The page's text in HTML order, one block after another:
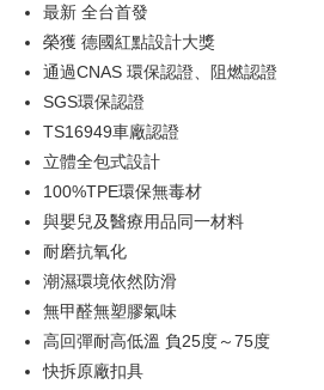
HSBC(台湾)商業銀行
聯邦商業銀行
元大商業銀行
玉山商業銀行
台湾楽天クレジットカード会社
Easy Wallet
Google Pay
ATM払い
配送方法
宅配
配送毎にNT$60、NT$699以上で送料無料
離島宅配
配送毎にNT$200
最新 全台首發
榮獲 德國紅點設計大獎
通過CNAS 環保認證、阻燃認證
SGS環保認證
TS16949車廠認證
立體全包式設計
100%TPE環保無毒材
與嬰兒及醫療用品同一材料
耐磨抗氧化
潮濕環境依然防滑
無甲醛無塑膠氣味
高回彈耐高低溫 負25度～75度
快拆原廠扣具